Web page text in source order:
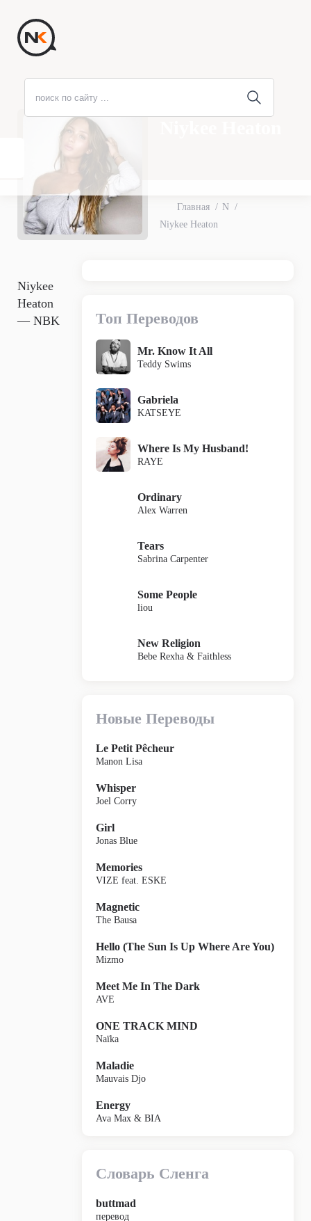
Главная
N
Niykee Heaton
Niykee
Heaton
— NBK
Топ Переводов
Mr. Know It All
Teddy Swims
Gabriela
KATSEYE
Where Is My Husband!
RAYE
Ordinary
Alex Warren
Tears
Sabrina Carpenter
Some People
liou
New Religion
Bebe Rexha & Faithless
Новые Переводы
Le Petit Pêcheur
Manon Lisa
Whisper
Joel Corry
Girl
Jonas Blue
Memories
VIZE feat. ESKE
Magnetic
The Bausa
Hello (The Sun Is Up Where Are You)
Mizmo
Meet Me In The Dark
AVE
ONE TRACK MIND
Naïka
Maladie
Mauvais Djo
Energy
Ava Max & BIA
Словарь Сленга
buttmad
перевод